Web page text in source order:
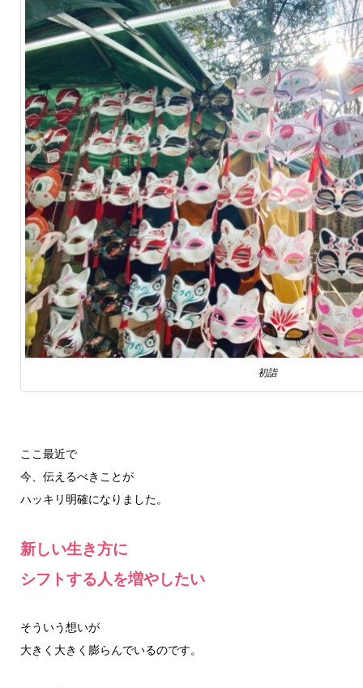
初詣
ここ最近で
今、伝えるべきことが
ハッキリ明確になりました。
新しい生き方に
シフトする人を増やしたい
そういう想いが
大きく大きく膨らんでいるのです。